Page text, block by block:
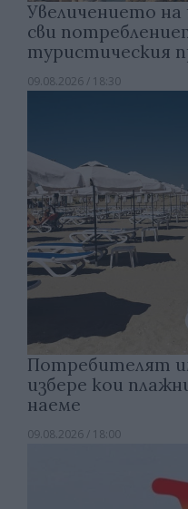
Увеличението
сви
туристическия
09.08.2026 / 18:30
Потребителят
избере кои
наеме
09.08.2026 / 18:00